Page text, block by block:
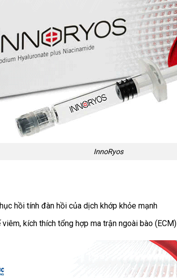
InnoRyos
hồi tính đàn hồi của dịch khớp khỏe mạnh
kích thích tổng hợp ma trận ngoài bào (ECM)